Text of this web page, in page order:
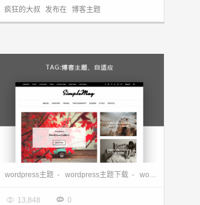
疯狂的大叔 发布在 博客主题
wordpress免费主题 - wordpress博客模板 wordpress博客主题—SimpleMag V4.2
wordpress主题 - wordpress主题下载 - wordpress免费主题
 13,848  0